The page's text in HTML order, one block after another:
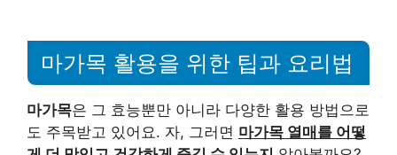
마가목 활용을 위한 팁과 요리법
마가목은 그 효능뿐만 아니라 다양한 활용 방법으로
도 주목받고 있어요. 자, 그러면 마가목 열매를 어떻